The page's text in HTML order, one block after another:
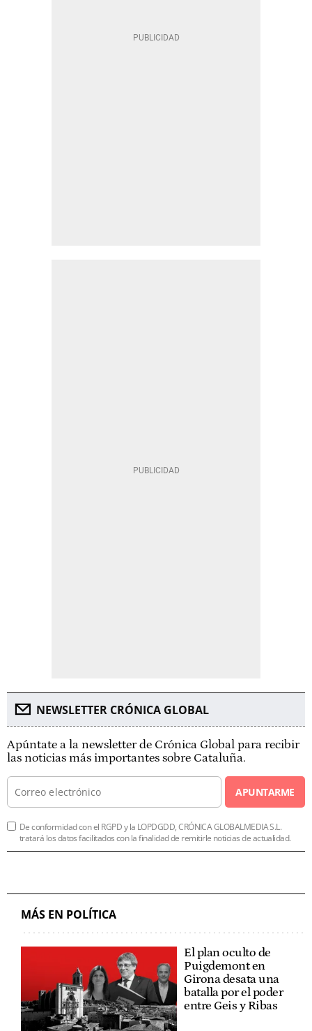
NEWSLETTER CRÓNICA GLOBAL
Apúntate a la newsletter de Crónica Global para recibir
las noticias más importantes sobre Cataluña.
APUNTARME
De conformidad con el RGPD y la LOPDGDD, CRÓNICA GLOBALMEDIA S.L.
tratará los datos facilitados con la finalidad de remitirle noticias de actualidad.
MÁS EN POLÍTICA
El plan oculto de
Puigdemont en
Girona desata una
batalla por el poder
entre Geis y Ribas